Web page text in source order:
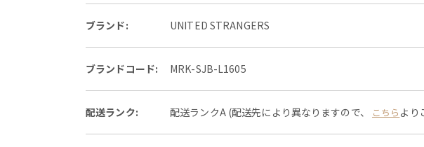
ブランド: UNITED STRANGERS
ブランドコード: MRK-SJB-L1605
配送ランク: 配送ランクA (配送先により異なりますので、 こちら より